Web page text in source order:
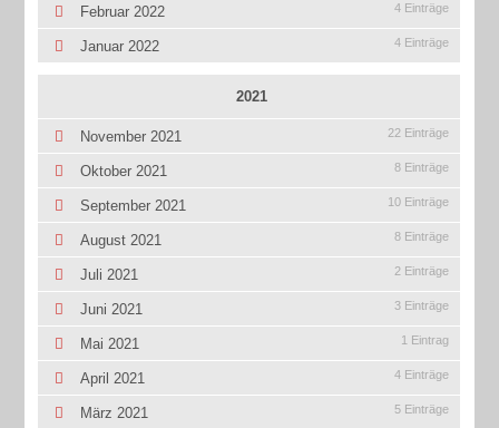
Februar 2022 4 Einträge
Januar 2022 4 Einträge
2021
November 2021 22 Einträge
Oktober 2021 8 Einträge
September 2021 10 Einträge
August 2021 8 Einträge
Juli 2021 2 Einträge
Juni 2021 3 Einträge
Mai 2021 1 Eintrag
April 2021 4 Einträge
März 2021 5 Einträge